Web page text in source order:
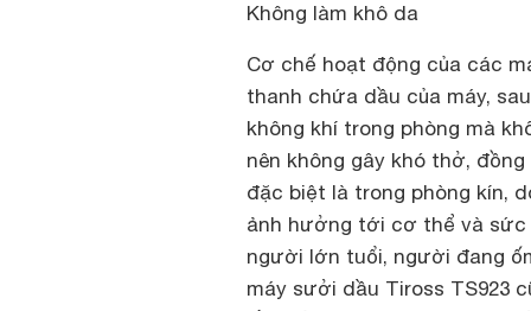
Không làm khô da
Cơ chế hoạt động của các
thanh chứa dầu của máy,
không khí trong phòng mà
nên không gây khó thở,
đặc biệt là trong phòng kín,
ảnh hưởng tới cơ thể và sức
người lớn tuổi, người đang
máy sưởi dầu Tiross TS923